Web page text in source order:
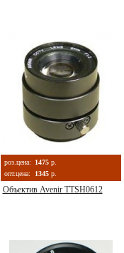
роз.цена: 1475 р.
опт.цена:
1345 р.
Объектив Avenir TTSH0612